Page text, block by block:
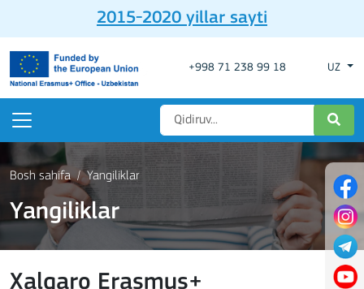
2015-2020 yillar sayti
+998 71 238 99 18 UZ
Bosh sahifa Yangiliklar
Yangiliklar
Xalqaro Erasmus+